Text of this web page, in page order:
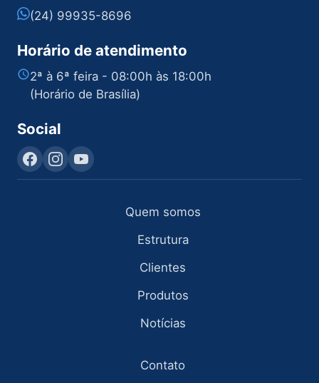
(24) 99935-8696
Horário de atendimento
2ª à 6ª feira - 08:00h às 18:00h
(Horário de Brasília)
Social
Quem somos
Estrutura
Clientes
Produtos
Notícias
Contato